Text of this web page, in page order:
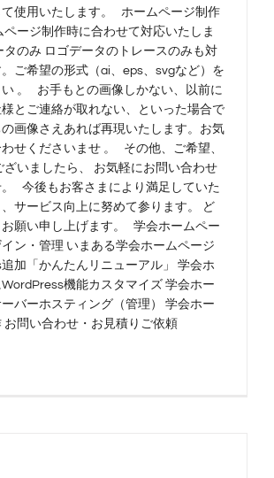
て使用いたします。 ホームページ制作
ページ制作時に合わせて対応いたしま
タのみ ロゴデータのトレースのみも対
ご希望の形式（ai、eps、svgなど）を
。 お手もとの画像しかない、以前に
とご連絡が取れない、といった場合で
画像さえあれば再現いたします。お気
せくださいませ 。 その他、ご希望、
ざいましたら、 お気軽にお問い合わせ
。 今後もお客さまにより満足していた
サービス向上に努めて参ります。 ど
お願い申し上げます。 学会ホームペー
ン・管理 いまある学会ホームページ
加「かんたんリニューアル」 学会ホ
機能カスタマイズ 学会ホー
バーホスティング（管理） 学会ホー
お問い合わせ・お見積りご依頼